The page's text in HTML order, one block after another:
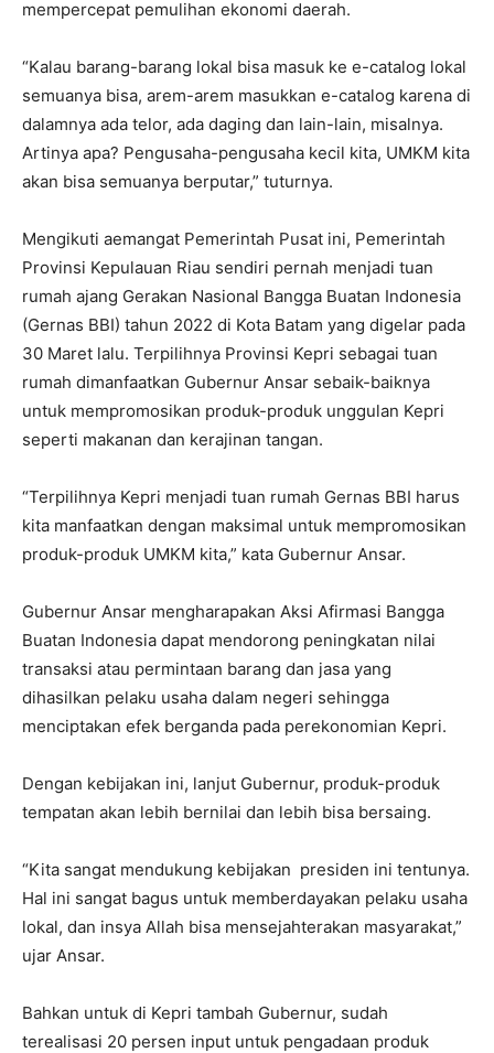
mempercepat pemulihan ekonomi daerah.
“Kalau barang-barang lokal bisa masuk ke e-catalog lokal
semuanya bisa, arem-arem masukkan e-catalog karena di
dalamnya ada telor, ada daging dan lain-lain, misalnya.
Artinya apa? Pengusaha-pengusaha kecil kita, UMKM kita
akan bisa semuanya berputar,” tuturnya.
Mengikuti aemangat Pemerintah Pusat ini, Pemerintah
Provinsi Kepulauan Riau sendiri pernah menjadi tuan
rumah ajang Gerakan Nasional Bangga Buatan Indonesia
(Gernas BBI) tahun 2022 di Kota Batam yang digelar pada
30 Maret lalu. Terpilihnya Provinsi Kepri sebagai tuan
rumah dimanfaatkan Gubernur Ansar sebaik-baiknya
untuk mempromosikan produk-produk unggulan Kepri
seperti makanan dan kerajinan tangan.
“Terpilihnya Kepri menjadi tuan rumah Gernas BBI harus
kita manfaatkan dengan maksimal untuk mempromosikan
produk-produk UMKM kita,” kata Gubernur Ansar.
Gubernur Ansar mengharapakan Aksi Afirmasi Bangga
Buatan Indonesia dapat mendorong peningkatan nilai
transaksi atau permintaan barang dan jasa yang
dihasilkan pelaku usaha dalam negeri sehingga
menciptakan efek berganda pada perekonomian Kepri.
Dengan kebijakan ini, lanjut Gubernur, produk-produk
tempatan akan lebih bernilai dan lebih bisa bersaing.
“Kita sangat mendukung kebijakan presiden ini tentunya.
Hal ini sangat bagus untuk memberdayakan pelaku usaha
lokal, dan insya Allah bisa mensejahterakan masyarakat,”
ujar Ansar.
Bahkan untuk di Kepri tambah Gubernur, sudah
terealisasi 20 persen input untuk pengadaan produk